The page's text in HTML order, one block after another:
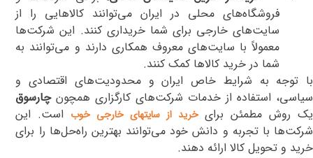
فروشگاه‌های محلی در ایران می‌توانند کالاهایی را از
سایت‌های خارجی برای شما خریداری کنند. این شرکت‌ها
معمولاً با سایت‌های معروف همکاری دارند و می‌توانند به
شما در خرید کالاها کمک کنند.
با توجه به شرایط خاص ایران و محدودیت‌های اقتصادی و
سیاسی، استفاده از خدمات شرکت‌های کارگزاری همچونچارسوق
یک روش مطمئن برایخرید از سایتهای خارجی خوب است. این
شرکت‌ها با تجربه و دانش خود می‌توانند بهترین راه‌حل‌ها را برای
خرید و تحویل کالا ارائه دهند.